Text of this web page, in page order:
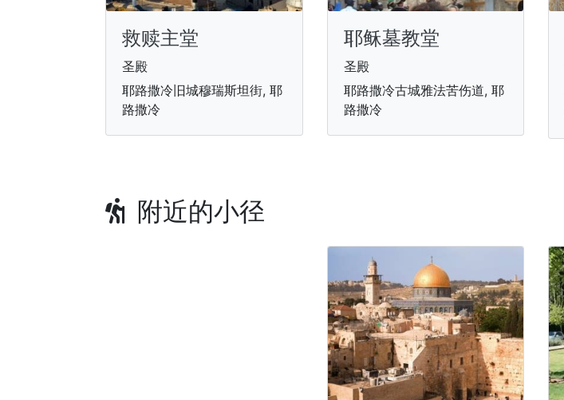
救赎主堂
圣殿
耶路撒冷旧城穆瑞斯坦街, 耶
路撒冷
耶稣墓教堂
圣殿
耶路撒冷古城雅法苦伤道, 耶
路撒冷
附近的小径